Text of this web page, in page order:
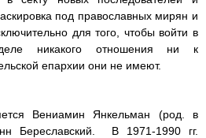
под православных мирян и
для того, чтобы войти в
никакого отношения ни к
епархии они не имеют.
Вениамин Янкельман (род. в
Береславский. В 1971-1990 гг.